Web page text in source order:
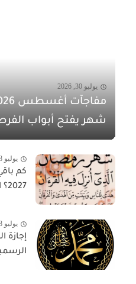
يوليو 30, 2026
شهر يفتح أبواب
يوليو 28, 2026
كم
2027؟ العد التنازلي...
يوليو 28, 2026
إجازة